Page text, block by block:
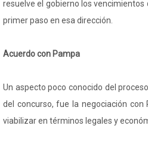
resuelve el gobierno los
primer paso en esa dirección.
Acuerdo con Pampa
Un aspecto poco conocido del
del concurso, fue la negociación
viabilizar en términos legales y